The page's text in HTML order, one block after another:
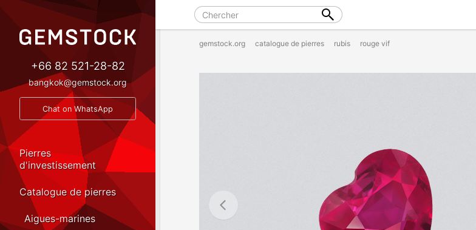
gemstock.org catalogue de pierres rubis rouge vif
+66 82 521-28-82
bangkok@gemstock.org
Chat on WhatsApp
Pierres
d'investissement
Catalogue de pierres
Aigues-marines